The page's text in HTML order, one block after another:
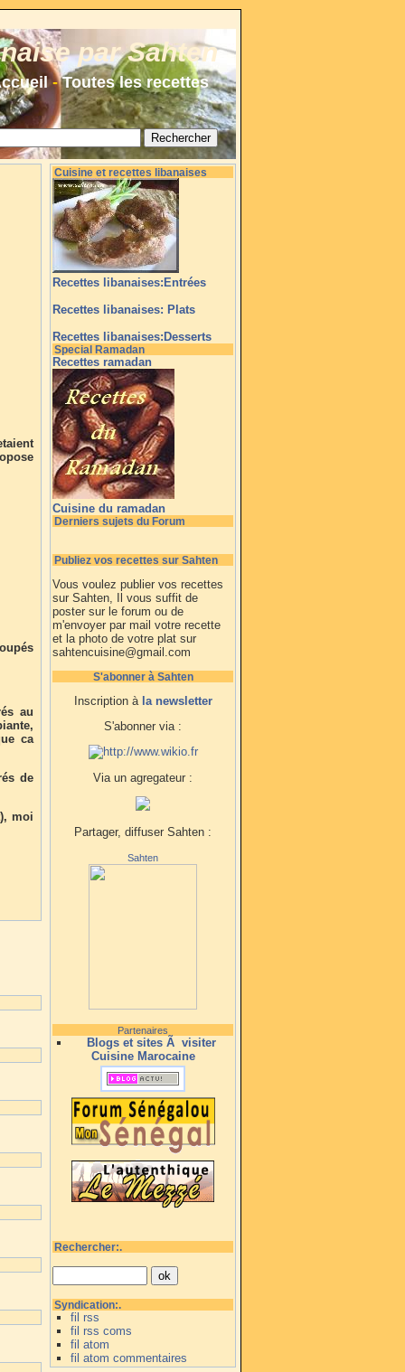
par Sahten
-Toutes les recettes
au
ca
de
moi
Cuisine et recettes libanaises
Recettes libanaises:Entrées
Recettes libanaises: Plats
Recettes libanaises:Desserts
Special Ramadan
Recettes ramadan
Cuisine du ramadan
Derniers sujets du Forum
Publiez vos recettes sur Sahten
Vous voulez publier vos recettes
sur Sahten, Il vous suffit de
poster sur le forum ou de
m'envoyer par mail votre recette
et la photo de votre plat sur
sahtencuisine@gmail.com
S'abonner à Sahten
Inscription à la newsletter
S'abonner via :
Via un agregateur :
Partager, diffuser Sahten :
Sahten
Partenaires
Blogs et sites Ã visiter
Cuisine Marocaine
Rechercher:.
Syndication:.
fil rss
fil rss coms
fil atom
fil atom commentaires